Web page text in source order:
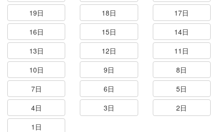
19日
18日
17日
16日
15日
14日
13日
12日
11日
10日
9日
8日
7日
6日
5日
4日
3日
2日
1日